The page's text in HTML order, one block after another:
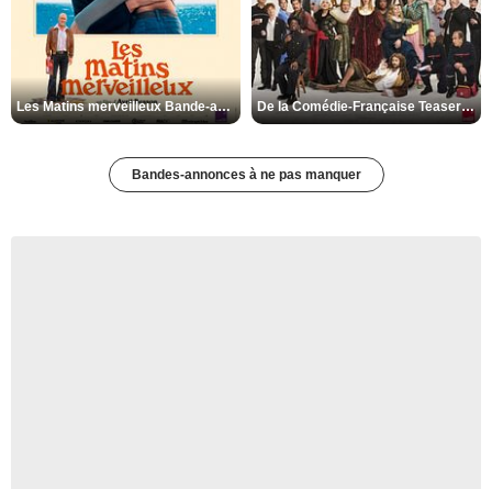
Les Matins merveilleux Bande-annonce VF De la Comédie-Française Teaser VF
Bandes-annonces à ne pas manquer